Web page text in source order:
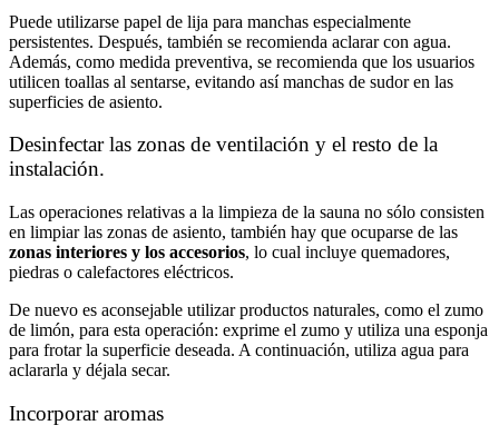
Puede utilizarse papel de lija para manchas especialmente
persistentes. Después, también se recomienda aclarar con agua.
Además, como medida preventiva, se recomienda que los usuarios
utilicen toallas al sentarse, evitando así manchas de sudor en las
superficies de asiento.
Desinfectar las zonas de ventilación y el resto de la
instalación.
Las operaciones relativas a la limpieza de la sauna no sólo consisten
en limpiar las zonas de asiento, también hay que ocuparse de las
zonas interiores y los accesorios, lo cual incluye quemadores,
piedras o calefactores eléctricos.
De nuevo es aconsejable utilizar productos naturales, como el zumo
de limón, para esta operación: exprime el zumo y utiliza una esponja
para frotar la superficie deseada. A continuación, utiliza agua para
aclararla y déjala secar.
Incorporar aromas